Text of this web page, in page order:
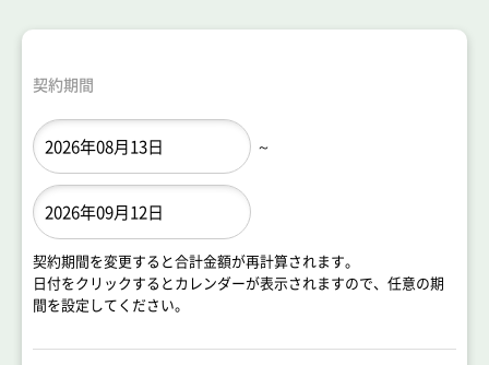
契約期間
～
契約期間を変更すると合計金額が再計算されます。
日付をクリックするとカレンダーが表示されますので、任意の期
間を設定してください。